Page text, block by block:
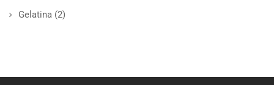
Gelatina (2)